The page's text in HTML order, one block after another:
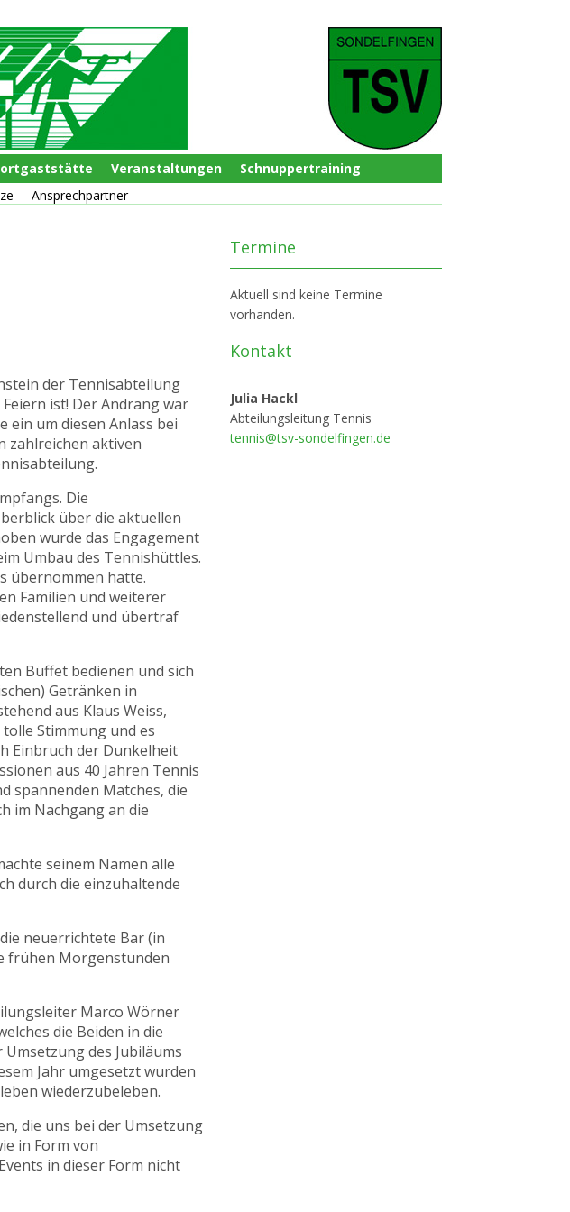
Veranstaltungen Schnuppertraining
Ansprechpartner
der Tennisabteilung
ist! Der Andrang war
ein um diesen Anlass bei
zahlreichen aktiven
Die
über die aktuellen
wurde das Engagement
Umbau des Tennishüttles.
übernommen hatte.
Familien und weiterer
und übertraf
Büffet bedienen und sich
Getränken in
aus Klaus Weiss,
Stimmung und es
Einbruch der Dunkelheit
aus 40 Jahren Tennis
spannenden Matches, die
im Nachgang an die
seinem Namen alle
durch die einzuhaltende
neuerrichtete Bar (in
frühen Morgenstunden
Marco Wörner
die Beiden in die
des Jubiläums
Jahr umgesetzt wurden
wiederzubeleben.
die uns bei der Umsetzung
in Form von
in dieser Form nicht
Termine
Aktuell sind keine Termine
vorhanden.
Kontakt
Julia Hackl
Abteilungsleitung Tennis
tennis@tsv-sondelfingen.de